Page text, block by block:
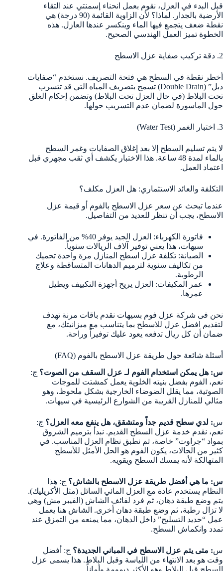
قبل البدء في العزل، نقوم بعمل انحناء إسمنتي عند التقاء
الأرضية بالجدار. لماذا؟ لأن الزاوية القائمة (90 درجة) هي
نقطة ضعف يتجمع فيها الماء وينكسر عندها العازل. هذه
الخطوة تميز العمل الهندسي الصحيح.
2. دقة تركيب صفاية عزل الاسطح
أخطر نقطة في السطح هي فتحة التصريف. نستخدم “صفايات
دبل” (Double Drain) تسمح بتصريف المياه التي قد تتسرب
تحت البلاط (في حال العزل تحت البلاط) وتضمن إحكام الغلق
حول الماسورة لضمان عدم التسريب حولها.
3. اختبار الغمر (Water Test)
لا يتم تسليم السطح إلا بعد إغلاق الصفايات وغمر السطح
بالماء لمدة 48 ساعة. هذا الاختبار يكشف أي ثقب مجهري قبل
اعتماد العمل.
التكلفة والعائد الاستثماري: هل العزل مكلف؟
عندما تبحث عن سعر عزل الاسطح بالفوم أو قيمة عزل
الاسطح، يجب أن تنظر للعديد من التفاصيل.
فاتورة الكهرباء: العزل الجيد يوفر 40% من الفاتورة. في
سيهات، هذا يعني توفير آلاف الريالات سنوياً.
الصيانة: تكلفة عزل اسطح المنازل مرة واحدة تحميك
من تكاليف سنوية لترميم الدهانات المتساقطة وعلاج
الرطوبة.
عمر المكيفات: العزل يريح أجهزة التكييف ويطيل
عمرها.
نحن فى شركة عزل فوم بسيهات نقدم باقات مرنة تهدف
لتقديم افضل عزل للاسطح بما يتناسب مع ميزانيتك، مع
ضمان أن كل ريال تدفعه يعود عليك توفيراً وراحة.
أسئلة شائعة حول طريقة عزل الاسطح بالفوم (FAQ)
س: هل يمكن استخدام الفوم لـ عزل السقف من الصوت؟ ج:
نعم، الفوم بفضل بنيته الخلوية يعمل كمشتت للموجات
الصوتية، مما يقلل الضوضاء الخارجية بشكل ملحوظ، وهو
مثالي للمنازل القريبة من الشوارع الرئيسية في سيهات.
س: لدي سطح قديم جداً ومتشقق، هل ينفع معه العزل؟ ج:
نعم، نقدم خدمة عزل السطح القديم. نبدأ بترميم الشروق
بمواد “جراوت” خاصة، ثم نطبق نظام العزل المناسب. في
كثير من الحالات، يكون الفوم هو الحل الأمثل للأسطح
المتهالكة لأنه يمسك السطح ويقويه.
س: ما هي أفضل طريقة عزل الاسطح بالشاش؟ ج: هذا
النظام يستخدم عادة مع العزل المائي السائل (مثل الأكريليك).
يتم وضع طبقة دهان، ثم فرد لفائف الشاش (الفيبر مش) وهي
لا تزال رطبة، ثم وضع طبقة دهان أخرى. الشاش هنا يعمل
عمل “حديد التسليح” داخل الدهان، مما يمنعه من التمزق عند
تمدد وانكماش السطح.
س: متى يتم عزل الاسطح في المباني الجديدة؟ ج: أفضل
وقت هو بعد الانتهاء من اللياسة وقبل البلاط. هذا يسمى عزل
السطح قبل البلاط وهو الأكثر ديمومة وأماناً.